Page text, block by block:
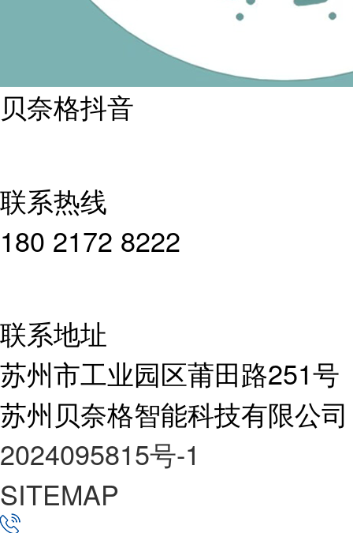
贝奈格抖音
联系热线
180 2172 8222
联系地址
苏州市工业园区莆田路251号
苏州贝奈格智能科技有限公
2024095815号-1
SITEMAP